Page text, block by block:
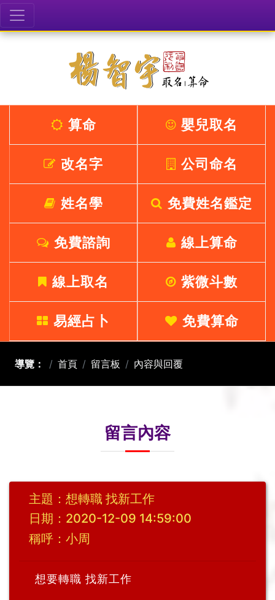
算命 嬰兒取名
改名字 公司命名
姓名學 免費姓名鑑定
免費諮詢 線上算命
線上取名 紫微斗數
易經占卜 免費算命
導覽： 首頁 留言板 內容與回覆
留言內容
主題：想轉職 找新工作
日期：2020-12-09 14:59:00
稱呼：小周
想要轉職 找新工作